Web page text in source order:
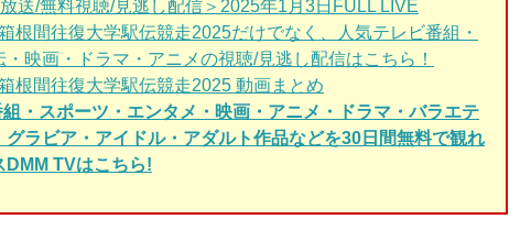
送/無料視聴/見逃し配信＞2025年1月3日FULL LIVE
根間往復大学駅伝競走2025だけでなく、人気テレビ番組・
・映画・ドラマ・アニメの視聴/見逃し配信はこちら！
根間往復大学駅伝競走2025 動画まとめ
・スポーツ・エンタメ・映画・アニメ・ドラマ・バラエテ
グラビア・アイドル・アダルト作品などを30日間無料で観れ
DMM TVはこちら!